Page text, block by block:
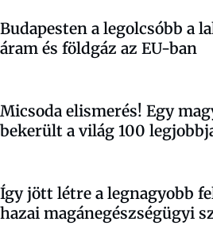
Budapesten a legolcsóbb a
áram és földgáz az EU-ban
Micsoda elismerés! Egy
bekerült a világ 100
Így jött létre a legnagyobb
hazai magánegészségügyi